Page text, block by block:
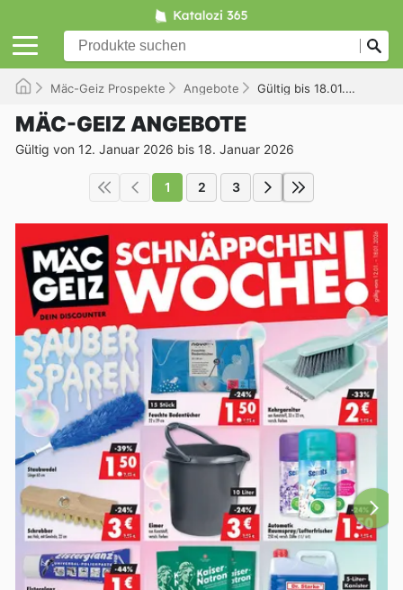
Mäc-Geiz Prospekte Angebote Gültig bis 18.01.2026
MÄC-GEIZ ANGEBOTE
Gültig von 12. Januar 2026 bis 18. Januar 2026
1 2 3